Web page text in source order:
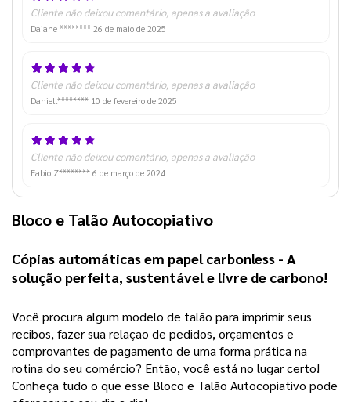
Cliente não deixou comentário, apenas a avaliação
Daiane ******** 26 de maio de 2025
Cliente não deixou comentário, apenas a avaliação
Daniell******** 10 de fevereiro de 2025
Cliente não deixou comentário, apenas a avaliação
Fabio Z******** 6 de março de 2024
Bloco e Talão Autocopiativo
Cópias automáticas em papel carbonless - A
solução perfeita, sustentável e livre de carbono!
Você procura algum modelo de talão para imprimir seus
recibos, fazer sua relação de pedidos, orçamentos e
comprovantes de pagamento de uma forma prática na
rotina do seu comércio? Então, você está no lugar certo!
Conheça tudo o que esse Bloco e Talão Autocopiativo pode